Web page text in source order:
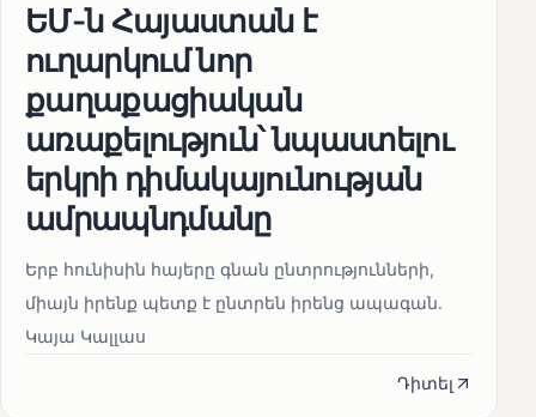
ԵՄ-ն Հայաստան է
ուղարկում նոր
քաղաքացիական
առաքելություն՝ նպաստելու
երկրի դիմակայունության
ամրապնդմանը
Երբ հունիսին հայերը գնան ընտրությունների,
միայն իրենք պետք է ընտրեն իրենց ապագան.
Կայա Կալլաս
Դիտել